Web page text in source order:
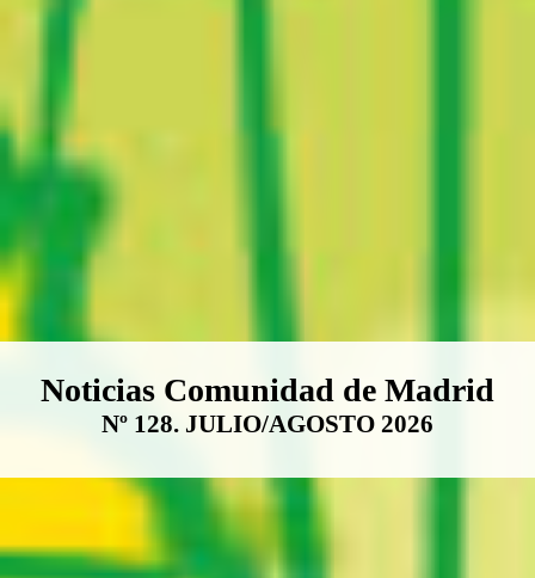
Boletín Noticias Comunidad de
Noticias Comunidad de Madrid
Nº 128. JULIO/AGOSTO 2026